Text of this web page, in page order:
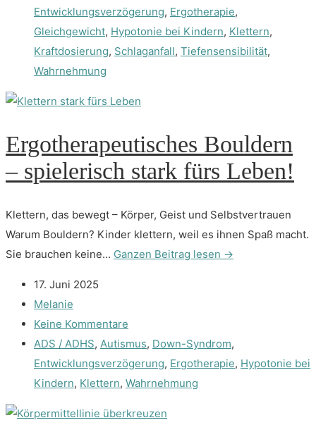
Entwicklungsverzögerung, Ergotherapie,
Gleichgewicht, Hypotonie bei Kindern, Klettern,
Kraftdosierung, Schlaganfall, Tiefensensibilität,
Wahrnehmung
Ergotherapeutisches Bouldern
– spielerisch stark fürs Leben!
Klettern, das bewegt – Körper, Geist und Selbstvertrauen
Warum Bouldern? Kinder klettern, weil es ihnen Spaß macht.
Sie brauchen keine... Ganzen Beitrag lesen →
17. Juni 2025
Melanie
Keine Kommentare
ADS / ADHS, Autismus, Down-Syndrom,
Entwicklungsverzögerung, Ergotherapie, Hypotonie bei
Kindern, Klettern, Wahrnehmung